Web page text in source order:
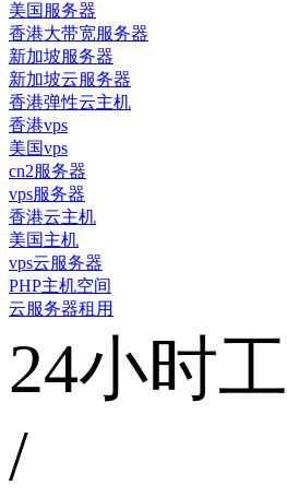
美国服务器
香港大带宽服务器
新加坡服务器
新加坡云服务器
香港弹性云主机
香港vps
美国vps
cn2服务器
vps服务器
香港云主机
美国主机
vps云服务器
PHP主机空间
云服务器租用
24小时
/